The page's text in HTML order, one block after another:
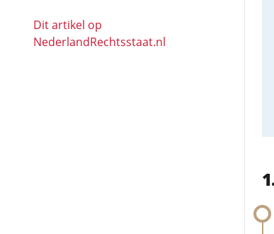
Dit artikel op
NederlandRechts­staat.nl